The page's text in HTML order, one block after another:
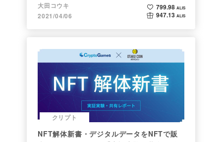
大田コウキ
2021/04/06
799.98 ALIS
947.13 ALIS
クリプト
NFT解体新書・デジタルデータをNFTで販